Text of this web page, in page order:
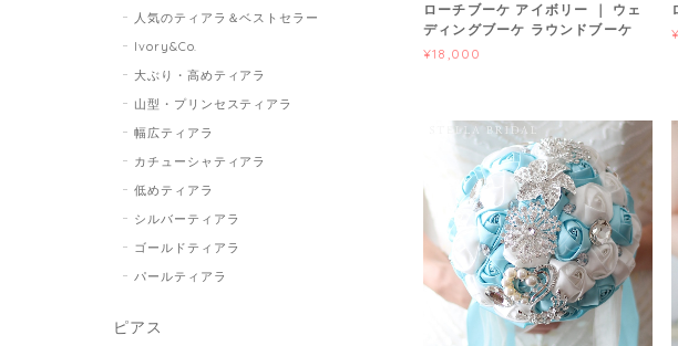
ローチブーケ アイボリー ｜ ウェ
ディングブーケ ラウンドブーケ
¥18,000
人気のティアラ＆ベストセラー
Ivory&Co.
大ぶり・高めティアラ
山型・プリンセスティアラ
幅広ティアラ
カチューシャティアラ
低めティアラ
シルバーティアラ
ゴールドティアラ
パールティアラ
ピアス